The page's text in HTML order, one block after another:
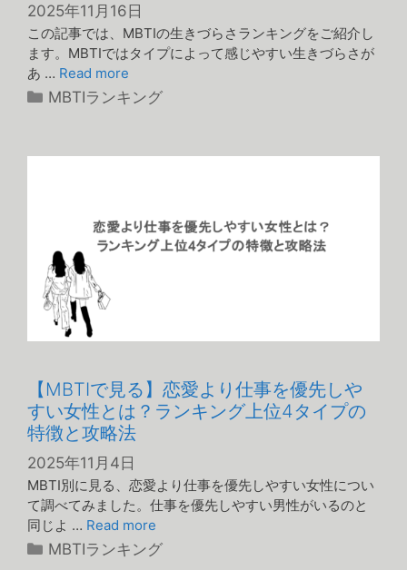
2025年11月16日
この記事では、MBTIの生きづらさランキングをご紹介し
ます。MBTIではタイプによって感じやすい生きづらさが
あ … Read more
カ
リ
MBTIランキング
【MBTIで見る】恋愛より仕事を優先しや
すい女性とは？ランキング上位4タイプの
特徴と攻略法
2025年11月4日
MBTI別に見る、恋愛より仕事を優先しやすい女性につい
て調べてみました。仕事を優先しやすい男性がいるのと
同じよ … Read more
カ
MBTIランキング